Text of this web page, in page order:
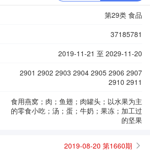
第29类 食品
37185781
2019-11-21 至 2029-11-20
2901 2902 2903 2904 2905 2906 2907
2910 2911
食用燕窝；肉；鱼翅；肉罐头；以水果为主
的零食小吃；汤；蛋；牛奶；果冻；加工过
的坚果
2019-08-20 第1660期